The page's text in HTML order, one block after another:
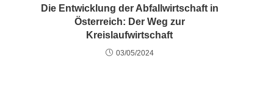
Die Entwicklung der Abfallwirtschaft in
Österreich: Der Weg zur
Kreislaufwirtschaft
03/05/2024